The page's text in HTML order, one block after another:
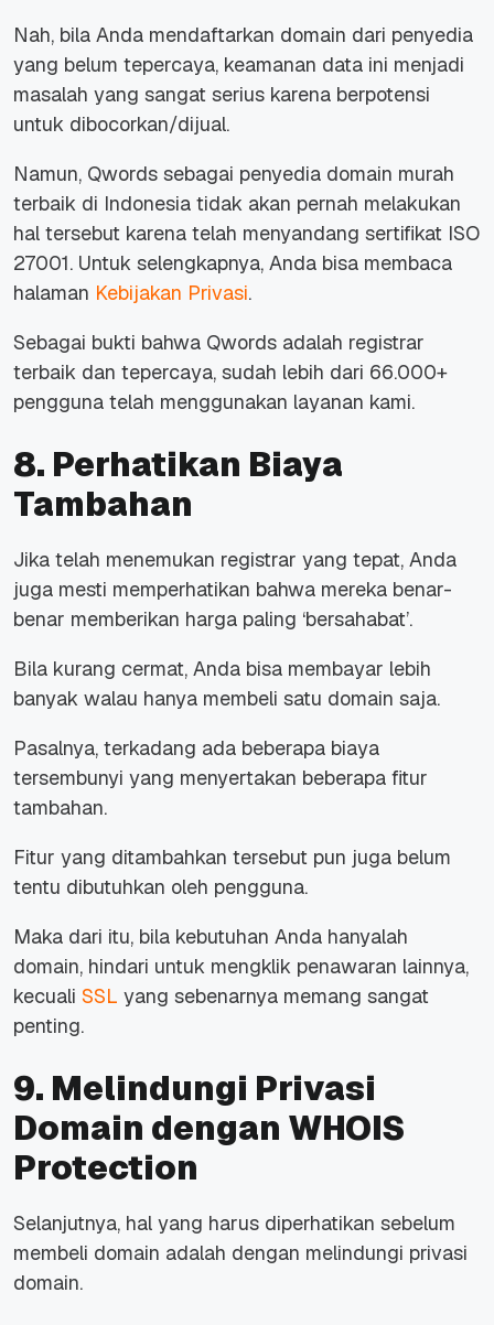
Nah, bila Anda mendaftarkan domain dari penyedia
yang belum tepercaya, keamanan data ini menjadi
masalah yang sangat serius karena berpotensi
untuk dibocorkan/dijual.
Namun, Qwords sebagai penyedia domain murah
terbaik di Indonesia tidak akan pernah melakukan
hal tersebut karena telah menyandang sertifikat ISO
27001. Untuk selengkapnya, Anda bisa membaca
halaman Kebijakan Privasi.
Sebagai bukti bahwa Qwords adalah registrar
terbaik dan tepercaya, sudah lebih dari 66.000+
pengguna telah menggunakan layanan kami.
8. Perhatikan Biaya
Tambahan
Jika telah menemukan registrar yang tepat, Anda
juga mesti memperhatikan bahwa mereka benar-
benar memberikan harga paling ‘bersahabat’.
Bila kurang cermat, Anda bisa membayar lebih
banyak walau hanya membeli satu domain saja.
Pasalnya, terkadang ada beberapa biaya
tersembunyi yang menyertakan beberapa fitur
tambahan.
Fitur yang ditambahkan tersebut pun juga belum
tentu dibutuhkan oleh pengguna.
Maka dari itu, bila kebutuhan Anda hanyalah
domain, hindari untuk mengklik penawaran lainnya,
kecuali SSL yang sebenarnya memang sangat
penting.
9. Melindungi Privasi
Domain dengan WHOIS
Protection
Selanjutnya, hal yang harus diperhatikan sebelum
membeli domain adalah dengan melindungi privasi
domain.